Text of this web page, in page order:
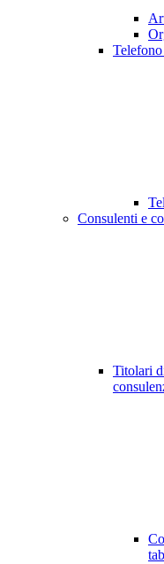
Telefono
Consulenti e
Titolari